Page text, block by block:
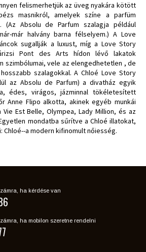
felismerhetjük az üveg nyakára kötött
masnikról, amelyek színe a parfüm
(Az Absolu de Parfum szalagja például
már halvány barna félselyem.) A Love
sugallják a luxust, míg a Love Story
Pont des Arts hídon lévő lakatok
szimbólumai, vele az elengedhetetlen , de
szalagokkal. A Chloé Love Story
az Absolu de Parfum) a divatház egyik
édes, virágos, jázminnal tökéletesített
Anne Flipo alkotta, akinek egyéb munkái
Est Belle, Olympea, Lady Million, és az
mondatba sűrítve a Chloé illatokat,
Chloé--a modern kifinomult nőiesség.
ha kérdése van
ha mobilon szeretne rendelni